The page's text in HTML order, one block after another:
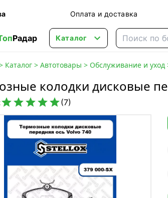
Оплата и доставка
Радар Каталог 
Каталог > Автотовары > Обслуживание и уход
колодки дисковые
(7)